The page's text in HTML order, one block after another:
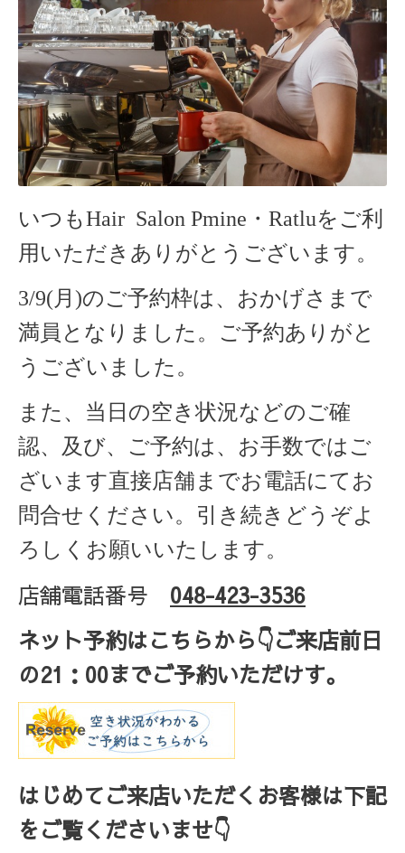
いつもHair Salon Pmine・Ratluをご利
用いただきありがとうございます。
3/9(月)のご予約枠は、おかげさまで
満員となりました。ご予約ありがと
うございました。
また、当日の空き状況などのご確
認、及び、ご予約は、お手数ではご
ざいます直接店舗までお電話にてお
問合せください。引き続きどうぞよ
ろしくお願いいたします。
店舗電話番号 048-423-3536
ネット予約はこちらから👇ご来店前日
の21 ： 00までご予約いただけす。
はじめてご来店いただくお客様は下記
をご覧くださいませ👇